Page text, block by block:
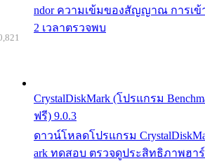
ndor ความเข้มของสัญญาณ การเข้า
2 เวลาตรวจพบ
CrystalDiskMark (โปรแกรม
ฟรี) 9.0.3
ดาวน์โหลดโปรแกรม
ark ทดสอบ ตรวจดูประสิทธิภาพฮา